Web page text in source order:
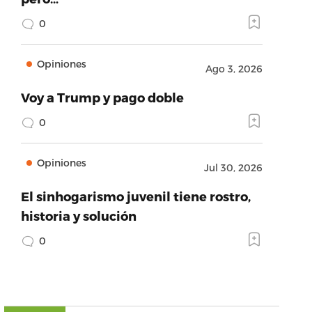
0
Opiniones Ago 3, 2026
Voy a Trump y pago doble
0
Opiniones Jul 30, 2026
El sinhogarismo juvenil tiene rostro,
historia y solución
0